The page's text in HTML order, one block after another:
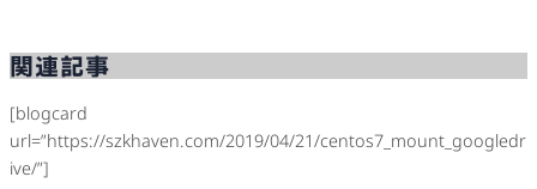
関連記事
[blogcard
url=”https://szkhaven.com/2019/04/21/centos7_mount_googledr
ive/”]